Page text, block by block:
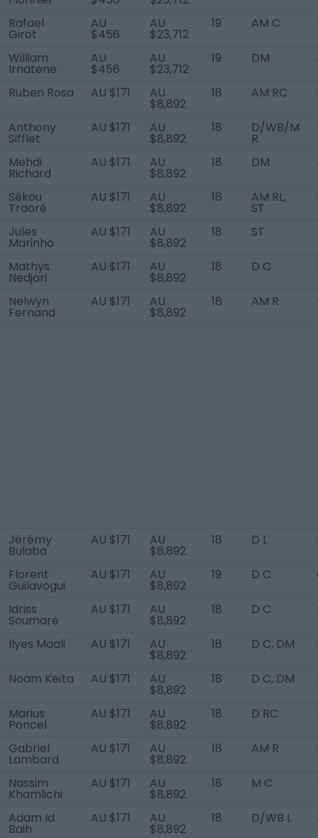
Rafael
Girot
AU
$456
AU
$23,712
19 AM C
William
Irnatene
AU
$456
AU
$23,712
19 DM
Ruben Rosa AU $171 AU
$8,892
18 AM RC
Anthony
Sifflet
AU $171 AU
$8,892
18 D/WB/M
R
Mehdi
Richard
AU $171 AU
$8,892
18 DM
Sékou
Traoré
AU $171 AU
$8,892
18 AM RL,
ST
Jules
Marinho
AU $171 AU
$8,892
18 ST
Mathys
Nedjari
AU $171 AU
$8,892
18 D C
Nelwyn
Fernand
AU $171 AU
$8,892
18 AM R
Jérémy
Bulaba
AU $171 AU
$8,892
18 D L
Florent
Guilavogui
AU $171 AU
$8,892
19 D C
Idriss
Soumaré
AU $171 AU
$8,892
18 D C
Ilyes Maali AU $171 AU
$8,892
18 D C, DM
Noam Keïta AU $171 AU
$8,892
18 D C, DM
Marius
Poncel
AU $171 AU
$8,892
18 D RC
Gabriel
Lambard
AU $171 AU
$8,892
18 AM R
Nassim
Khamlichi
AU $171 AU
$8,892
18 M C
Adam Id
Baih
AU $171 AU
$8,892
18 D/WB L